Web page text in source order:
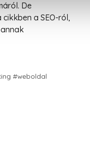
De
a SEO-ról,
#weboldal